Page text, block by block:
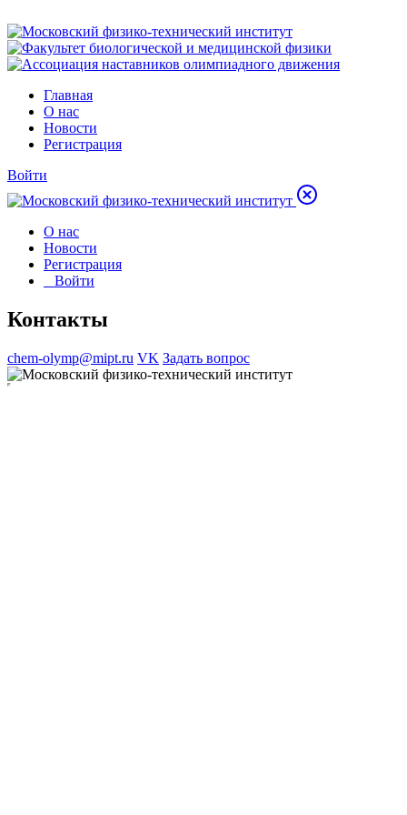
Главная
О нас
Новости
Регистрация
Войти
О нас
Новости
Регистрация
Войти
Контакты
chem-olymp@mipt.ru VK Задать вопрос